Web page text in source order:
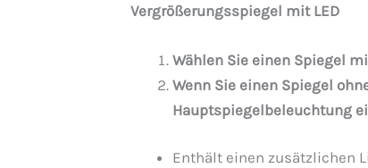
Vergrößerungsspiegel mit LED
Wählen Sie einen Spiegel
Wenn Sie einen Spiegel
Hauptspiegelbeleuchtung
Enthält einen zusätzlichen